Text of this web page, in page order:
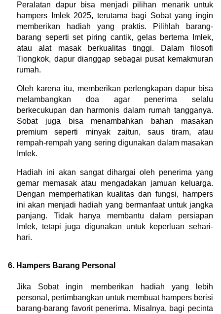
Peralatan dapur bisa menjadi pilihan menarik untuk
hampers Imlek 2025, terutama bagi Sobat yang ingin
memberikan hadiah yang praktis. Pilihlah barang-
barang seperti set piring cantik, gelas bertema Imlek,
atau alat masak berkualitas tinggi. Dalam filosofi
Tiongkok, dapur dianggap sebagai pusat kemakmuran
rumah.
Oleh karena itu, memberikan perlengkapan dapur bisa
melambangkan doa agar penerima selalu
berkecukupan dan harmonis dalam rumah tangganya.
Sobat juga bisa menambahkan bahan masakan
premium seperti minyak zaitun, saus tiram, atau
rempah-rempah yang sering digunakan dalam masakan
Imlek.
Hadiah ini akan sangat dihargai oleh penerima yang
gemar memasak atau mengadakan jamuan keluarga.
Dengan memperhatikan kualitas dan fungsi, hampers
ini akan menjadi hadiah yang bermanfaat untuk jangka
panjang. Tidak hanya membantu dalam persiapan
Imlek, tetapi juga digunakan untuk keperluan sehari-
hari.
6. Hampers Barang Personal
Jika Sobat ingin memberikan hadiah yang lebih
personal, pertimbangkan untuk membuat hampers berisi
barang-barang favorit penerima. Misalnya, bagi pecinta